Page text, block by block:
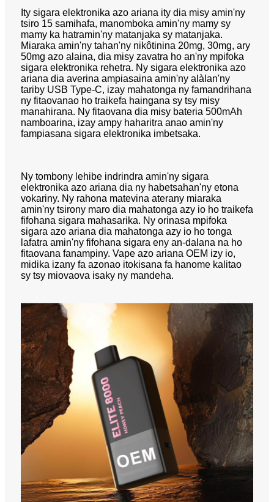
Ity sigara elektronika azo ariana ity dia misy amin'ny
tsiro 15 samihafa, manomboka amin'ny mamy sy
mamy ka hatramin'ny matanjaka sy matanjaka.
Miaraka amin'ny tahan'ny nikôtinina 20mg, 30mg, ary
50mg azo alaina, dia misy zavatra ho an'ny mpifoka
sigara elektronika rehetra. Ny sigara elektronika azo
ariana dia averina ampiasaina amin'ny alàlan'ny
tariby USB Type-C, izay mahatonga ny famandrihana
ny fitaovanao ho traikefa haingana sy tsy misy
manahirana. Ny fitaovana dia misy bateria 500mAh
namboarina, izay ampy haharitra anao amin'ny
fampiasana sigara elektronika imbetsaka.
Ny tombony lehibe indrindra amin'ny sigara
elektronika azo ariana dia ny habetsahan'ny etona
vokariny. Ny rahona matevina aterany miaraka
amin'ny tsirony maro dia mahatonga azy io ho traikefa
fifohana sigara mahasarika. Ny orinasa mpifoka
sigara azo ariana dia mahatonga azy io ho tonga
lafatra amin'ny fifohana sigara eny an-dalana na ho
fitaovana fanampiny. Vape azo ariana OEM izy io,
midika izany fa azonao itokisana fa hanome kalitao
sy tsy miovaova isaky ny mandeha.